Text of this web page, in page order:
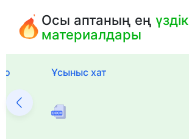
Осы аптаның еңүздік
материалдары
Ұсыныс хат